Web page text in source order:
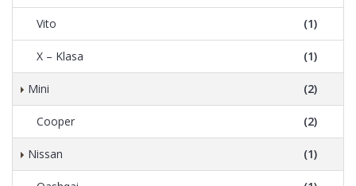
Vito (1)
X – Klasa (1)
Mini (2)
Cooper (2)
Nissan (1)